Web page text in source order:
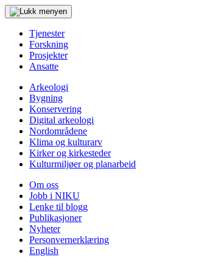
Tjenester
Forskning
Prosjekter
Ansatte
Arkeologi
Bygning
Konservering
Digital arkeologi
Nordområdene
Klima og kulturarv
Kirker og kirkesteder
Kulturmiljøer og planarbeid
Om oss
Jobb i NIKU
Lenke til blogg
Publikasjoner
Nyheter
Personvernerklæring
English